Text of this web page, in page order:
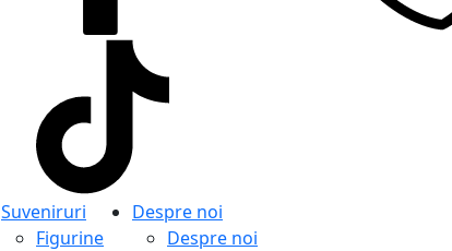
Suveniruri
Figurine
Despre noi
Despre noi